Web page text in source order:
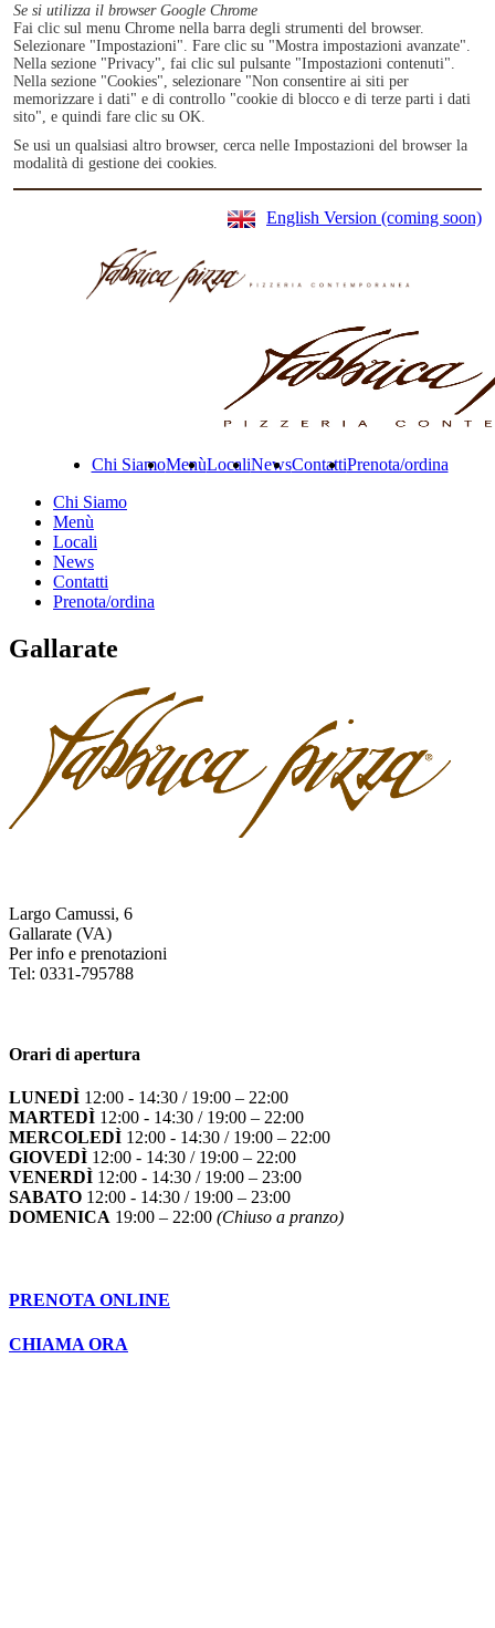
Se si utilizza il browser Google Chrome
Fai clic sul menu Chrome nella barra degli strumenti del browser.
Selezionare "Impostazioni". Fare clic su "Mostra impostazioni avanzate".
Nella sezione "Privacy", fai clic sul pulsante "Impostazioni contenuti".
Nella sezione "Cookies", selezionare "Non consentire ai siti per
memorizzare i dati" e di controllo "cookie di blocco e di terze parti i dati
sito", e quindi fare clic su OK.
Se usi un qualsiasi altro browser, cerca nelle Impostazioni del browser la
modalità di gestione dei cookies.
English Version (coming soon)
Chi SiamoMenùLocaliNewsContattiPrenota/ordina
Chi Siamo
Menù
Locali
News
Contatti
Prenota/ordina
Gallarate
Largo Camussi, 6
Gallarate (VA)
Per info e prenotazioni
Tel: 0331-795788
Orari di apertura
LUNEDÌ 12:00 - 14:30 / 19:00 – 22:00
MARTEDÌ 12:00 - 14:30 / 19:00 – 22:00
MERCOLEDÌ 12:00 - 14:30 / 19:00 – 22:00
GIOVEDÌ 12:00 - 14:30 / 19:00 – 22:00
VENERDÌ 12:00 - 14:30 / 19:00 – 23:00
SABATO 12:00 - 14:30 / 19:00 – 23:00
DOMENICA 19:00 – 22:00 (Chiuso a pranzo)
PRENOTA ONLINE
CHIAMA ORA